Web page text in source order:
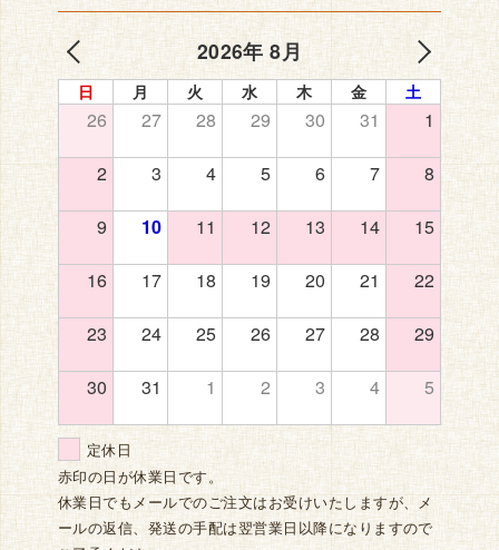
2026年 8月
日 月 火 水 木 金 土
26 27 28 29 30 31 1
2 3 4 5 6 7 8
9 10 11 12 13 14 15
16 17 18 19 20 21 22
23 24 25 26 27 28 29
30 31 1 2 3 4 5
定休日
赤印の日が休業日です。
休業日でもメールでのご注文はお受けいたしますが、メ
ールの返信、発送の手配は翌営業日以降になりますので